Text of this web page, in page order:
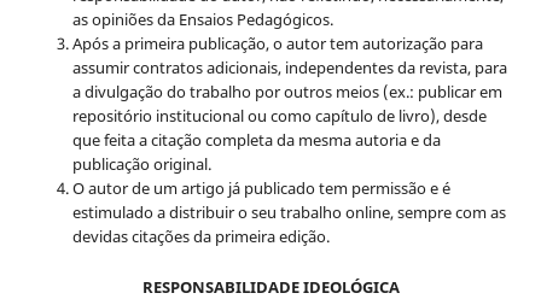
as opiniões da Ensaios Pedagógicos.
Após a primeira publicação, o autor tem autorização para
assumir contratos adicionais, independentes da revista, para
a divulgação do trabalho por outros meios (ex.: publicar em
repositório institucional ou como capítulo de livro), desde
que feita a citação completa da mesma autoria e da
publicação original.
O autor de um artigo já publicado tem permissão e é
estimulado a distribuir o seu trabalho online, sempre com as
devidas citações da primeira edição.
RESPONSABILIDADE IDEOLÓGICA